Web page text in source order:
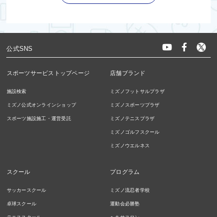
公式SNS
スポーツサービストップページ
施設検索
ミズノ公式オンラインショップ
スポーツ施設施工・運営受託
店舗ブランド
ミズノフットサルプラザ
ミズノスポーツプラザ
ミズノテニスプラザ
ミズノゴルフスクール
ミズノウエルネス
スクール
サッカースクール
卓球スクール
プログラム
ミズノ流忍者学校
運動会必勝塾